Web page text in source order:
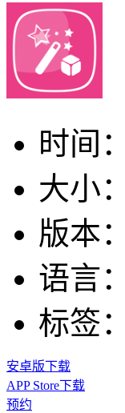
时间：
大小：
版本：
语言：
标签：
安卓版下载
APP Store下载
预约